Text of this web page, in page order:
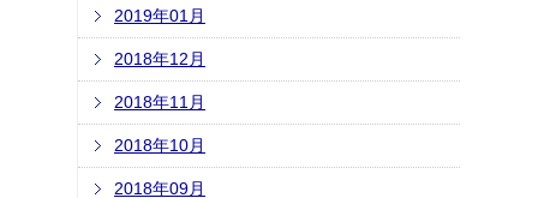
2019年01月
2018年12月
2018年11月
2018年10月
2018年09月